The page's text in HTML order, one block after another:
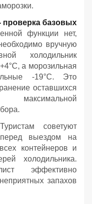
базовых
функции нет,
вручную
холодильник
а морозильная
-19°C. Это
оставшихся
советуют
выездом на
контейнеров и
холодильника.
эффективно
запахов